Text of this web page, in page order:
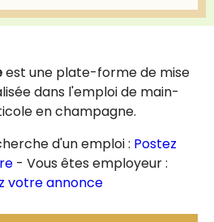
est une plate-forme de mise
dans l'emploi de main-
en champagne.
d'un emploi : Postez
- Vous êtes employeur :
votre annonce